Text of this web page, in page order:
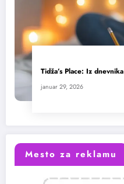
Tidža’s Place: Iz dnevnika
januar 29, 2026
Mesto za reklamu